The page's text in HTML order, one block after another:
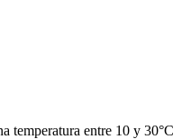
temperatura entre 10 y 30°C